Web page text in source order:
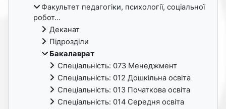
Факультет педагогіки, психології, соціальної
робот...
Деканат
Підрозділи
Бакалаврат
Спеціальність: 073 Менеджмент
Спеціальність: 012 Дошкільна освіта
Спеціальність: 013 Початкова освіта
Спеціальність: 014 Середня освіта